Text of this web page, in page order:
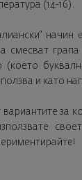
(14-16).
смесват
и като
за